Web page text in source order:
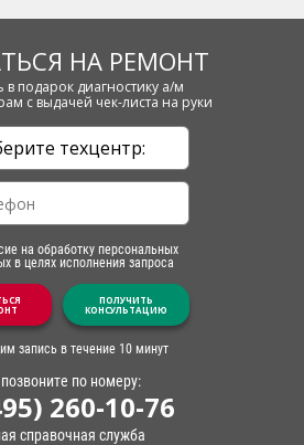
НА РЕМОНТ
в подарок диагностику а/м
с выдачей чек-листа на руки
на обработку персональных
в целях исполнения запроса
ПОЛУЧИТЬ
КОНСУЛЬТАЦИЮ
запись в течение 10 минут
по номеру:
260-10-76
справочная служба